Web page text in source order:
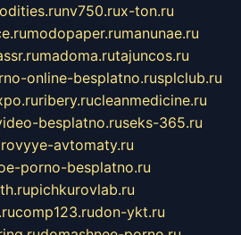
nv750.rux-ton.ru
modopaper.rumanunae.ru
madoma.rutajuncos.ru
online-besplatno.rusplclub.ru
ribery.rucleanmedicine.ru
besplatno.ruseks-365.ru
avtomaty.ru
porno-besplatno.ru
pichkurovlab.ru
comp123.rudon-ykt.ru